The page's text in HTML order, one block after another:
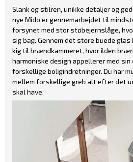
Slank og stilren, unikke detaljer og
nye Mido er gennemarbejdet til
forsynet med stor støbejernslåge,
sig bag. Gennem det store buede glas
kig til brændkammeret, hvor ilden
harmoniske design appellerer med
forskellige boligindretninger. Du har
mellem forskellige greb alt efter det
skal have.